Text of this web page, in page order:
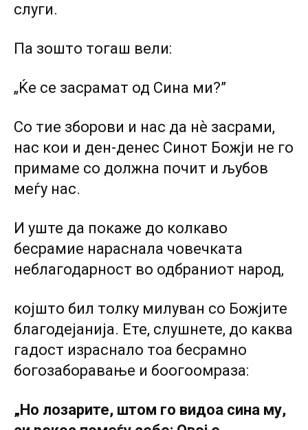
слуги.
Па зошто тогаш вели:
„Ќе се засрамат од Сина ми?”
Co тие зборови и нас да нѐ засрами,
нас кои и ден-денес Синот Божји не го
примаме co должна почит и љубов
меѓу нас.
И уште да покаже до колкаво
бесрамие нараснала човечката
неблагодарност во одбраниот народ,
којшто бил толку милуван co Божјите
благодејанија. Ете, слушнете, до каква
гадост израснало тоа бесрамно
богозаборавање и боогоомраза:
„Ho лозарите, штом го видоа сина му,